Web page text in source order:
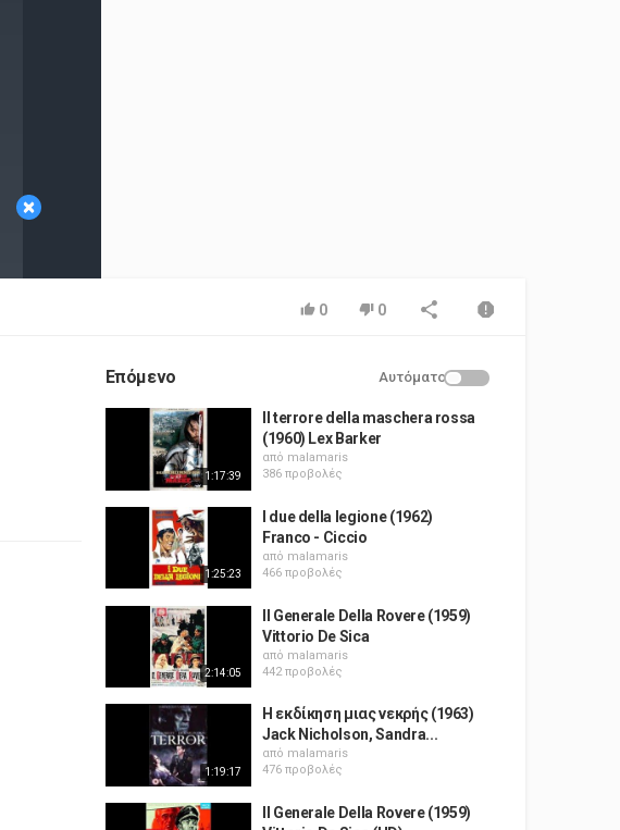
×
0 0
Επόμενο Αυτόματο
1:17:39
Il terrore della maschera rossa
(1960) Lex Barker
από malamaris
386 προβολές
1:25:23
I due della legione (1962)
Franco - Ciccio
από malamaris
466 προβολές
2:14:05
Il Generale Della Rovere (1959)
Vittorio De Sica
από malamaris
442 προβολές
1:19:17
Η εκδίκηση μιας νεκρής (1963)
Jack Nicholson, Sandra...
από malamaris
476 προβολές
Il Generale Della Rovere (1959)